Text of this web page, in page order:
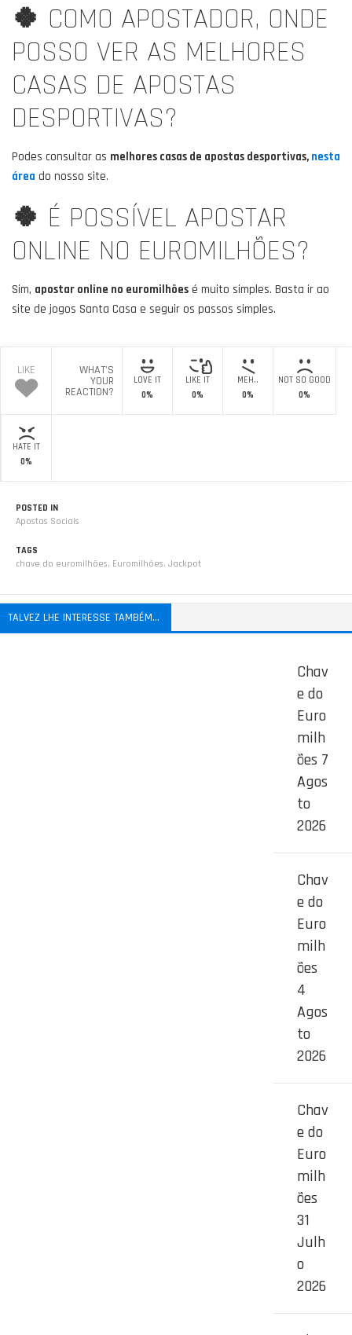
🍀 COMO APOSTADOR, ONDE
POSSO VER AS MELHORES
CASAS DE APOSTAS
DESPORTIVAS?
Podes consultar as melhores casas de apostas desportivas, nesta
área do nosso site.
🍀 É POSSÍVEL APOSTAR
ONLINE NO EUROMILHÕES?
Sim, apostar online no euromilhões é muito simples. Basta ir ao
site de jogos Santa Casa e seguir os passos simples.
LIKE WHAT'S
YOUR
REACTION?
LOVE IT
0%
LIKE IT
0%
MEH..
0%
NOT SO GOOD
0%
HATE IT
0%
POSTED IN
Apostas Sociais
TAGS
chave do euromilhões, Euromilhões, Jackpot
TALVEZ LHE INTERESSE TAMBÉM...
Chav
e do
Euro
milh
ões 7
Agos
to
2026
Chav
e do
Euro
milh
ões
4
Agos
to
2026
Chav
e do
Euro
milh
ões
31
Julh
o
2026